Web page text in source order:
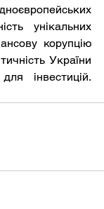
унікальних
корупцію
України